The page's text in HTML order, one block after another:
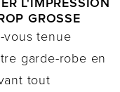
GROSSE
vous tenue
garde-robe en
tout